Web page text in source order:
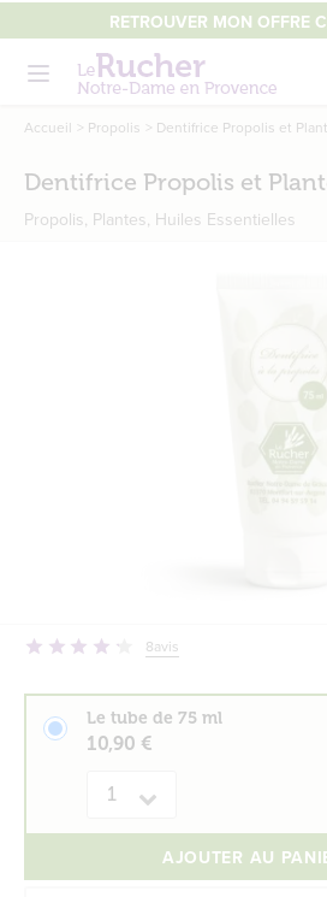
au
contenu
RETROUVER MON OFFRE
Menu
MainAccueil Propolis Dentifrice Propolis et
Dentifrice Propolis et
Propolis, Plantes, Huiles Essentielles
8avis
Le tube de 75 ml
10,90 €
AJOUTER AU